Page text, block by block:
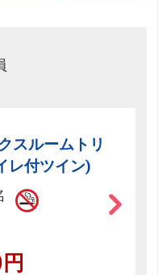
スルームトリ
レ付ツイン)